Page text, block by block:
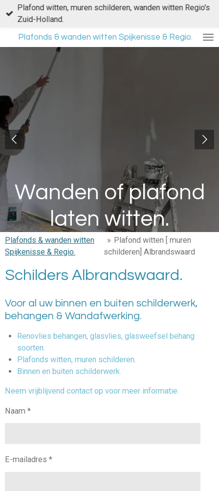
Ga
direct
naar
de
Plafonds & wanden witten Spijkenisse & Regio.
Plafond witten, muren schilderen, wanden witten Regio's
Zuid-Holland.
Wanden of plafond
laten witten.
Plafonds & wanden witten
Spijkenisse & Regio.
» Plafond witten [ muren
schilderen] Albrandswaard
Schilders Albrandswaard.
Voor al uw binnen en buiten schilderwerk,
behangen & Wandafwerking.
Renovlies behangen, glasvlies, glasweefsel behang
soorten.
Plafonds witten, muren schilderen.
Binnen en buiten schilderwerk.
Neem vrijblijvend contact op voor meer informatie.
Naam *
E-mailadres *